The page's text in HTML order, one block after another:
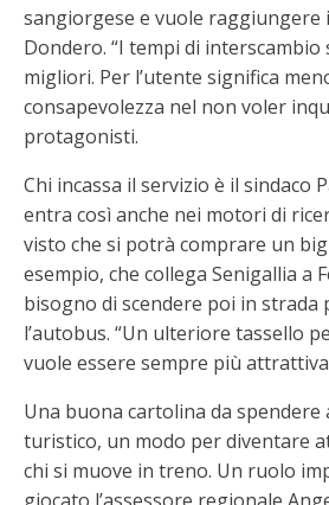
sangiorgese e vuole raggiungere
Dondero. “I tempi di
migliori. Per l’utente significa
consapevolezza nel non voler
protagonisti.
Chi incassa il servizio è il sindaco
entra così anche nei motori di
visto che si potrà comprare un
esempio, che collega Senigallia a
bisogno di scendere poi in strada
l’autobus. “Un ulteriore tassello
vuole essere sempre più
Una buona cartolina da spendere
turistico, un modo per diventare
chi si muove in treno. Un ruolo